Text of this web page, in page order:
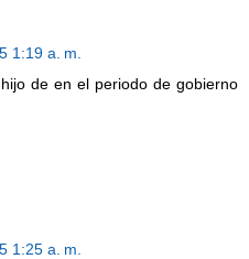
1:19 a. m.
de en el periodo de gobierno
1:25 a. m.